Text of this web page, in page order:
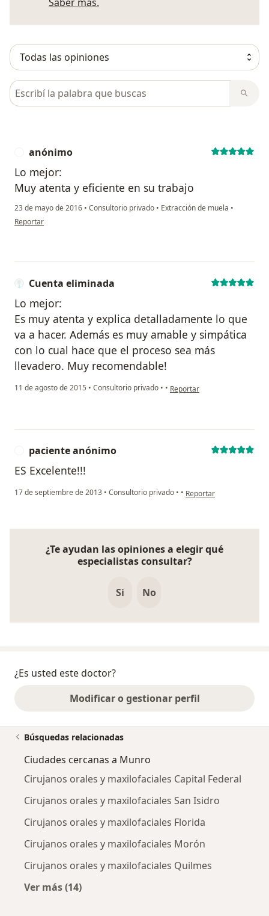
Saber más.
Busca en opiniones
anónimo
Lo mejor:
Muy atenta y eficiente en su trabajo
23 de mayo de 2016 • Consultorio privado • Extracción de muela •
en opinión del usuario anónimo
Reportar
Cuenta eliminada
Lo mejor:
Es muy atenta y explica detalladamente lo que
va a hacer. Además es muy amable y simpática
con lo cual hace que el proceso sea más
llevadero. Muy recomendable!
11 de agosto de 2015 • Consultorio privado • • en opinión del usuario
Reportar
paciente anónimo
ES Excelente!!!
17 de septiembre de 2013 • Consultorio privado • • en opinión del usuario
Reportar
¿Te ayudan las opiniones a elegir qué
especialistas consultar?
Si No
¿Es usted este doctor?
Modificar o gestionar perfil
Búsquedas relacionadas
Ciudades cercanas a Munro
Cirujanos orales y maxilofaciales Capital Federal
Cirujanos orales y maxilofaciales San Isidro
Cirujanos orales y maxilofaciales Florida
Cirujanos orales y maxilofaciales Morón
Cirujanos orales y maxilofaciales Quilmes
Ver más (14)